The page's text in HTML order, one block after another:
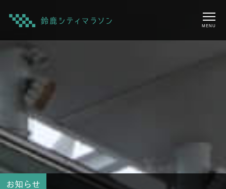
MENU
お知らせ